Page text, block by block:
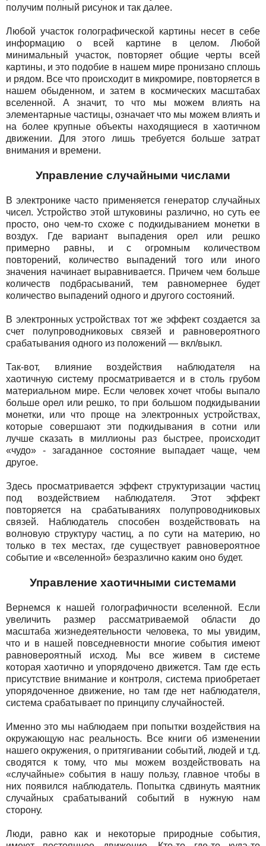
получим полный рисунок и так далее.
Любой участок голографической картины несет в себе
информацию о всей картине в целом. Любой
минимальный участок, повторяет общие черты всей
картины, и это подобие в нашем мире пронизано сплошь
и рядом. Все что происходит в микромире, повторяется в
нашем обыденном, и затем в космических масштабах
вселенной. А значит, то что мы можем влиять на
элементарные частицы, означает что мы можем влиять и
на более крупные объекты находящиеся в хаотичном
движении. Для этого лишь требуется больше затрат
внимания и времени.
Управление случайными числами
В электронике часто применяется генератор случайных
чисел. Устройство этой штуковины различно, но суть ее
просто, оно чем-то схоже с подкидыванием монетки в
воздух. Где вариант выпадения орел или решко
примерно равны, и с огромным количеством
повторений, количество выпадений того или иного
значения начинает выравнивается. Причем чем больше
количеств подбрасываний, тем равномернее будет
количество выпадений одного и другого состояний.
В электронных устройствах тот же эффект создается за
счет полупроводниковых связей и равновероятного
срабатывания одного из положений — вкл/выкл.
Так-вот, влияние воздействия наблюдателя на
хаотичную систему просматривается и в столь грубом
материальном мире. Если человек хочет чтобы выпало
больше орел или решко, то при большом подкидывании
монетки, или что проще на электронных устройствах,
которые совершают эти подкидывания в сотни или
лучше сказать в миллионы раз быстрее, происходит
«чудо» - загаданное состояние выпадает чаще, чем
другое.
Здесь просматривается эффект структуризации частиц
под воздействием наблюдателя. Этот эффект
повторяется на срабатываниях полупроводниковых
связей. Наблюдатель способен воздействовать на
волновую структуру частиц, а по сути на материю, но
только в тех местах, где существует равновероятное
событие и «вселенной» безразлично каким оно будет.
Управление хаотичными системами
Вернемся к нашей голографичности вселенной. Если
увеличить размер рассматриваемой области до
масштаба жизнедеятельности человека, то мы увидим,
что и в нашей повседневности многие события имеют
равновероятный исход. Мы все живем в системе
которая хаотично и упорядочено движется. Там где есть
присутствие внимание и контроля, система приобретает
упорядоченное движение, но там где нет наблюдателя,
система срабатывает по принципу случайностей.
Именно это мы наблюдаем при попытки воздействия на
окружающую нас реальность. Все книги об изменении
нашего окружения, о притягивании событий, людей и т.д.
сводятся к тому, что мы можем воздействовать на
«случайные» события в нашу пользу, главное чтобы в
них появился наблюдатель. Попытка сдвинуть маятник
случайных срабатываний событий в нужную нам
сторону.
Люди, равно как и некоторые природные события,